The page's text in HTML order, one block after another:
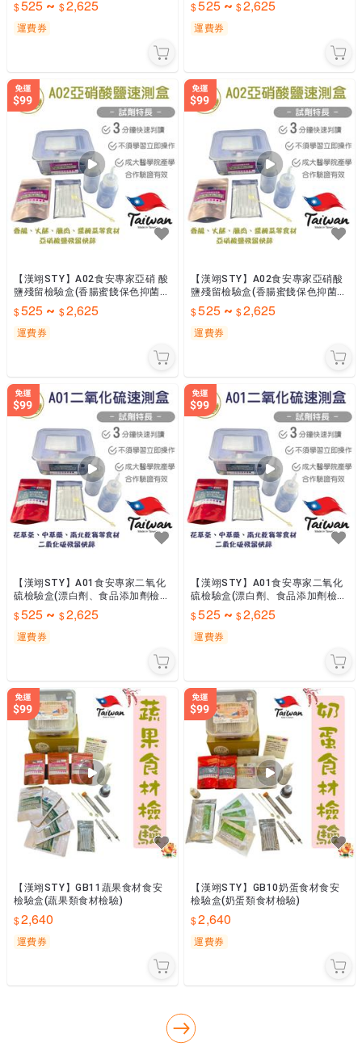
525 ~ 2,625
運費券
525~ 2,625
運費券
【漢翊STY】A02食安專家亞硝 酸
鹽殘留檢驗盒(香腸蜜餞保色抑菌劑
檢驗)
525 ~ 2,625
運費券
【漢翊STY】A02食安專家亞硝酸
鹽殘留檢驗盒(香腸蜜餞保色抑菌劑
檢驗)
525~ 2,625
運費券
【漢翊STY】A01食安專家二氧化
硫檢驗盒(漂白劑、食品添加劑檢
驗)
525 ~ 2,625
運費券
【漢翊STY】A01食安專家二氧化
硫檢驗盒(漂白劑、食品添加劑檢
驗)
525~ 2,625
運費券
【漢翊STY】GB11蔬果食材食安
檢驗盒(蔬果類食材檢驗)
2,640
運費券
【漢翊STY】GB10奶蛋食材食安
檢驗盒(奶蛋類食材檢驗)
2,640
運費券